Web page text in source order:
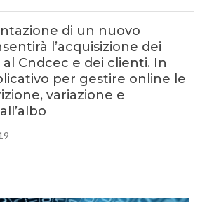
di un nuovo
l’acquisizione dei
Cndcec e dei clienti. In
per gestire online le
variazione e